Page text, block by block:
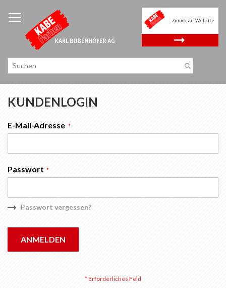
Inhalt
springen
Zurück zur Website
.
KUNDENLOGIN
E-Mail-Adresse
Passwort
ANMELDEN
Passwort vergessen?